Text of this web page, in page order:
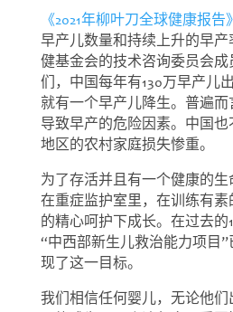
《2021年柳叶刀全球健康报告》
早产儿数量和持续上升的早
健基金会的技术咨询委员会成
们，中国每年有130万早产儿
就有一个早产儿降生。普遍
导致早产的危险因素。中国
地区的农村家庭损失惨重。
为了存活并且有一个健康的
在重症监护室里，在训练有
的精心呵护下成长。在过去的
“中西部新生儿救治能力项目”
现了这一目标。
我们相信任何婴儿，无论他